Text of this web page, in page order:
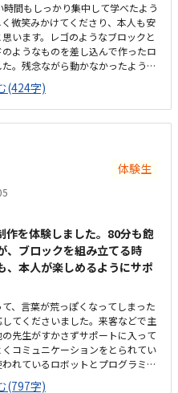
間もしっかり集中して学べたよう
微笑みかけてくださり、本人も安
います。レゴのようなブロックと
ようなものを差し込んで作ったロ
。残念ながら動かなかったよう
した。駐車場がないため、道路に
。徒歩で通うのであれば便利な場
しいので今後どうしようか考え中
子供が集中できそうな環境でし
で、土足ではないので床でロボッ
した。他の習い事よりは少し割高
考えると相応かと思います。月2
(424字)
体験生
作を体験しました。80分も飽
、ブロックを組み立てる時
、本人が楽しめるようにサポ
、言葉が荒っぽくなってしまった
てくださいました。来客などで主
先生がすかさずサポートに入って
コミュニケーションをとられてい
れているロボットとプログラミン
立てる際は、スライドで一つ一つ
(797字)